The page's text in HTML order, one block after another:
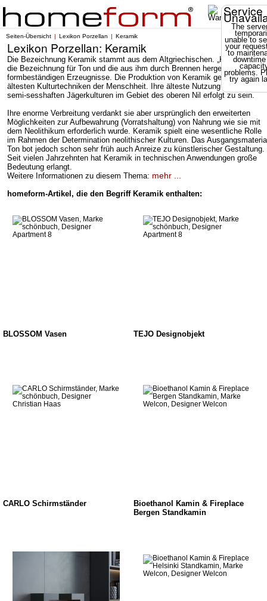
Service
The
unable to
your
to
problems.
try again
Seiten-Übersicht Lexikon Porzellan Keramik
Lexikon Porzellan: Keramik
Die Bezeichnung Keramik stammt aus dem Altgriechischen. „Keramos“ war
die Bezeichnung für Ton und die aus ihm durch Brennen hergestellten
formbeständigen Erzeugnisse. Die Produktion von Keramik gehört zu den
ältesten Kulturtechniken der Menschheit. Ihre älteste Nutzung scheint bei
semi-sesshaften Jägerkulturen im Gebiet des oberen Nil erfolgt zu sein.
Ihre enorme Verbreitung verdankt sie aber ursprünglich den erweiterten
Möglichkeiten zur Aufbewahrung (Vorratshaltung) von Nahrung wie sie mit
dem Neolithikum erforderlich wurde. Keramik spielt eine wesentliche Rolle
im Rahmen der Determination neolithischer Kulturen. Das
Ton bot jedoch schon sehr früh auch Anreize zu künstlerischer Gestaltung.
Seit vielen Jahrzehnten hat Keramik in technischen Anwendungen große
Bedeutung erlangt.
Weitere Informationen zu diesem Thema: mehr ...
homeform-Artikel, die den Begriff Keramik enthalten:
BLOSSOM Vasen TEJO Designobjekt
CARLO Schirmständer
Bioethanol Kamin & Fireplace
Bergen Standkamin